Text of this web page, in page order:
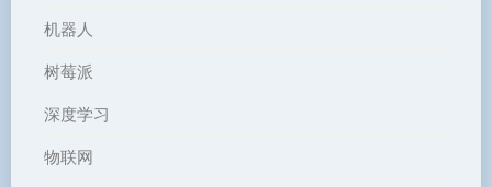
机器人
树莓派
深度学习
物联网